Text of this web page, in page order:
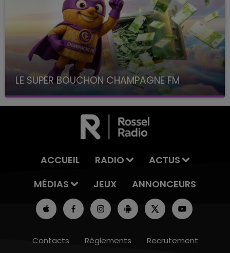
LE SUPER BOUCHON CHAMPAGNE FM
avec La Famille Champagne FM, à 8H10
ACCUEIL RADIO
ACTUS
MÉDIAS
JEUX ANNONCEURS
Contacts Règlements
Recrutement